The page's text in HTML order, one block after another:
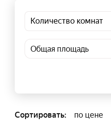
Количество комнат
Общая площадь
Сортировать: по цене